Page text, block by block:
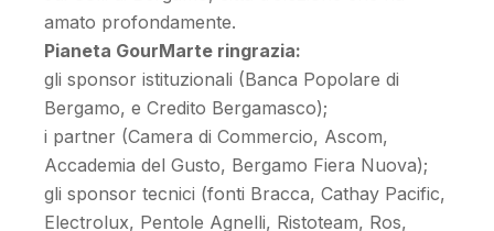
amato profondamente.
Pianeta GourMarte ringrazia:
gli sponsor istituzionali (Banca Popolare di
Bergamo, e Credito Bergamasco);
i partner (Camera di Commercio, Ascom,
Accademia del Gusto, Bergamo Fiera Nuova);
gli sponsor tecnici (fonti Bracca, Cathay Pacific,
Electrolux, Pentole Agnelli, Ristoteam, Ros,